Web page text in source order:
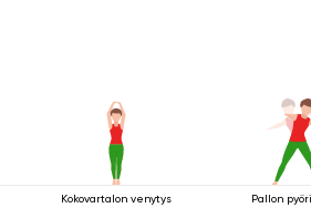
Kokovartalon venytys
Pallon